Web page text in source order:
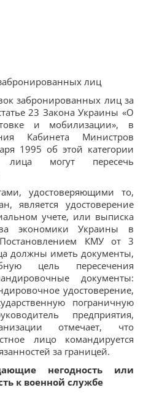
лиц
забронированных лиц за
23 Закона Украины «О
и мобилизации», в
Кабинета Министров
1995 об этой категории
могут пересечь
удостоверяющими то,
является удостоверение
учете, или выписка
экономики Украины в
КМУ от 3
должны иметь документы,
цель пересечения
документы:
удостоверение,
пограничную
предприятия,
отмечает, что
лицо командируется
за границей.
негодность или
к военной службе